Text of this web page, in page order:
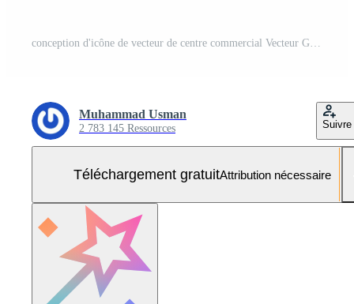
conception d'icône de vecteur de centre commercial Vecteur Gratuit et SVG Gratuit
Muhammad Usman
2 783 145 Ressources Suivre
Téléchargement gratuitAttribution nécessaire